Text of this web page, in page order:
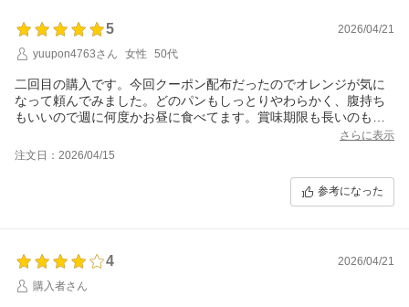
5
2026/04/21
yuupon4763さん
女性 50代
二回目の購入です。今回クーポン配布だったのでオレンジが気に
なって頼んでみました。どのパンもしっとりやわらかく、腹持ち
もいいので週に何度かお昼に食べてます。賞味期限も長いのもい
いです。全種類食べてみたいです。又、利用したいと思います。
さらに表示
注文日：2026/04/15
参考になった
4
2026/04/21
購入者さん